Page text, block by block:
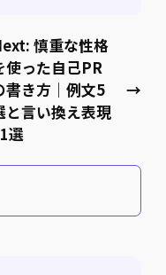
慎重な性格
使った自己PR
書き方｜例文5
と言い換え表現
選
→